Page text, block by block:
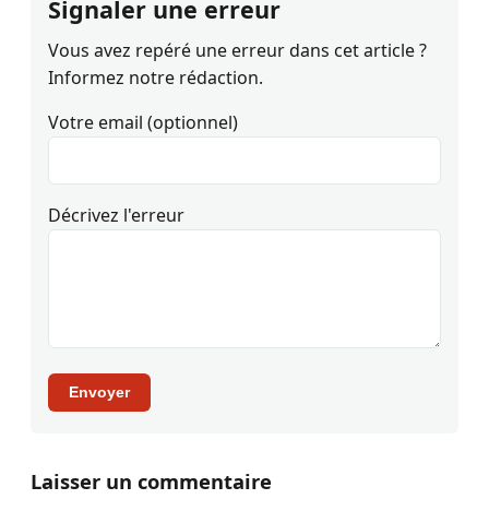
Signaler une erreur
Vous avez repéré une erreur dans cet article ?
Informez notre rédaction.
Votre email (optionnel)
Décrivez l'erreur
Envoyer
Laisser un commentaire